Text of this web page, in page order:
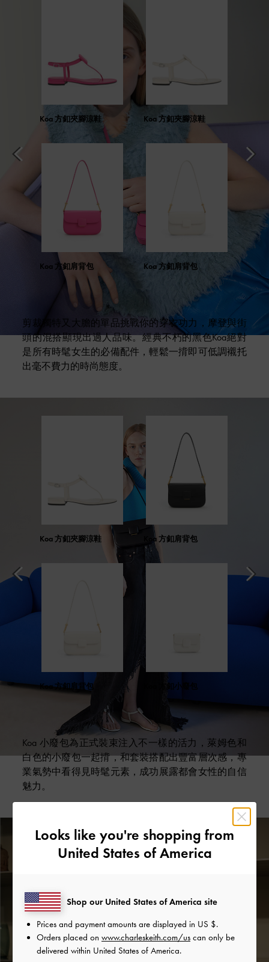
Koa 方釦夾腳涼鞋 Koa 方釦夾腳涼鞋
Koa 方釦肩背包 Koa 方釦肩背包
剪裁獨特又大膽的單品挑戰你的穿衣功力，摩登與街
頭的混搭顯現出過人品味。經典不朽的黑色Koa絕對
是所有時髦女生的必備配件，輕鬆一揹即可低調襯托
出毫不費力的時尚態度。
Koa 方釦夾腳涼鞋 Koa 方釦肩背包
Koa 方釦肩背包 Koa 方釦小廢包
Koa 小廢包為正式裝束注入不一樣的活力，萊姆色和
白色的小廢包一起揹，和套裝搭配出豐富層次感，專
業氣勢中看得見時髦元素，成功展露都會女性的自信
魅力。
Looks like you're shopping from
United States of America
Shop our United States of America site
Prices and payment amounts are displayed in US $.
Orders placed on www.charleskeith.com/us can only be
delivered within United States of America.